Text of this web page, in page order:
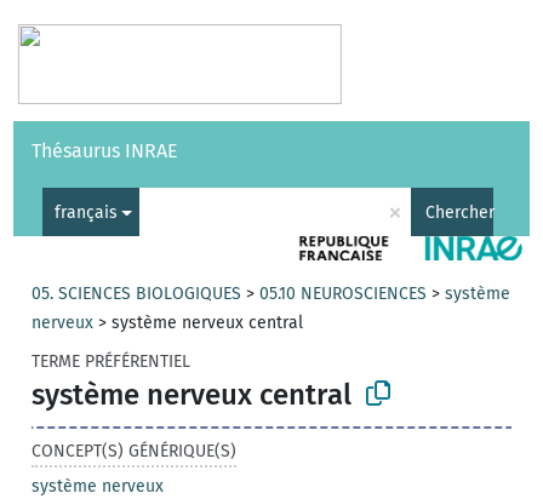
Vocabulaires API
Thésaurus INRAE
français × Chercher
05. SCIENCES BIOLOGIQUES >05.10 NEUROSCIENCES >système
nerveux >système nerveux central
TERME PRÉFÉRENTIEL
système nerveux central
CONCEPT(S) GÉNÉRIQUE(S)
système nerveux